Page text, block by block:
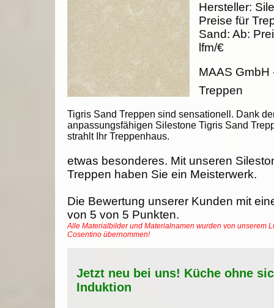
Tigris Sand Treppen sind sensationell. Dank
anpassungsfähigen Silestone Tigris Sand
strahlt Ihr Treppenhaus.
Hersteller:
Preise für
Sand: Ab:
lfm/€
MAAS GmbH
Treppen
etwas besonderes. Mit unseren
Treppen haben Sie ein Meisterwerk.
Die Bewertung unserer Kunden mit
von 5 von 5 Punkten.
Alle Materialbilder und Materialnamen wurden von unserem
Cosentino übernommen!
Jetzt neu bei uns! Küche ohne
Induktion